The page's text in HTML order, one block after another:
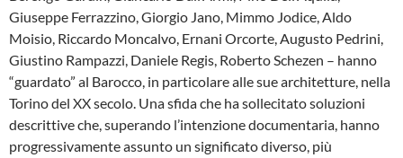
Giuseppe Ferrazzino, Giorgio Jano, Mimmo Jodice, Aldo
Moisio, Riccardo Moncalvo, Ernani Orcorte, Augusto Pedrini,
Giustino Rampazzi, Daniele Regis, Roberto Schezen – hanno
“guardato” al Barocco, in particolare alle sue architetture, nella
Torino del XX secolo. Una sfida che ha sollecitato soluzioni
descrittive che, superando l’intenzione documentaria, hanno
progressivamente assunto un significato diverso, più